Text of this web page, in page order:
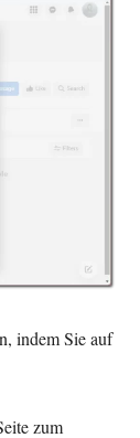
indem Sie auf
zum